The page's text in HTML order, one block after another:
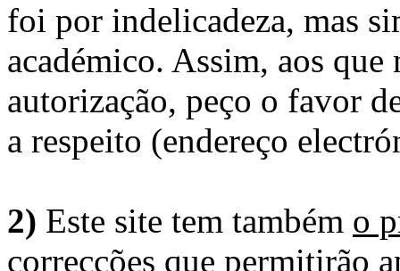
foi por indelicadeza, mas
académico. Assim, aos
autorização, peço o favor
a respeito (endereço
2) Este site tem também o
correcções que permitirão